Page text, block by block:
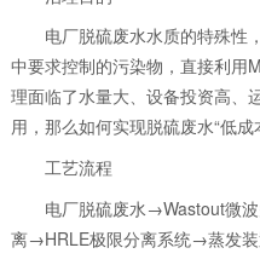
电厂脱硫废水水质的特殊性
中要求控制的污染物，直接利用
理面临了水量大、设备投资高、
用，那么如何实现脱硫废水“低成
工艺流程
电厂脱硫废水→Wastout微波
离→HRLE极限分离系统→蒸发